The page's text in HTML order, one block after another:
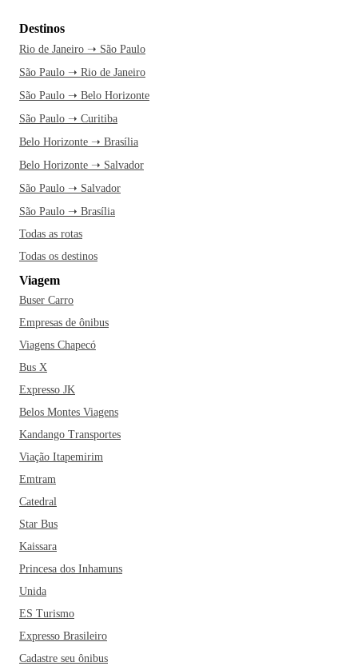
Destinos
Rio de Janeiro ➝ São Paulo
São Paulo ➝ Rio de Janeiro
São Paulo ➝ Belo Horizonte
São Paulo ➝ Curitiba
Belo Horizonte ➝ Brasília
Belo Horizonte ➝ Salvador
São Paulo ➝ Salvador
São Paulo ➝ Brasília
Todas as rotas
Todas os destinos
Viagem
Buser Carro
Empresas de ônibus
Viagens Chapecó
Bus X
Expresso JK
Belos Montes Viagens
Kandango Transportes
Viação Itapemirim
Emtram
Catedral
Star Bus
Kaissara
Princesa dos Inhamuns
Unida
ES Turismo
Expresso Brasileiro
Cadastre seu ônibus